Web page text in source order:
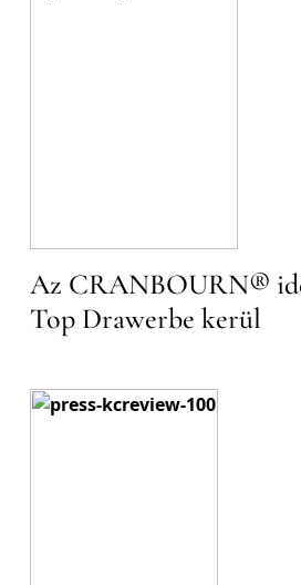
Az CRANBOURN®
Top Drawerbe kerül